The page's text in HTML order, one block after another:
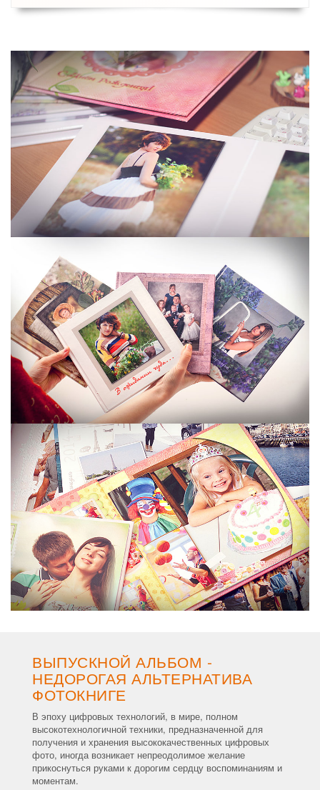
ВЫПУСКНОЙ АЛЬБОМ -
НЕДОРОГАЯ АЛЬТЕРНАТИВА
ФОТОКНИГЕ
В эпоху цифровых технологий, в мире, полном
высокотехнологичной техники, предназначенной для
получения и хранения высококачественных цифровых
фото, иногда возникает непреодолимое желание
прикоснуться руками к дорогим сердцу воспоминаниям и
моментам.